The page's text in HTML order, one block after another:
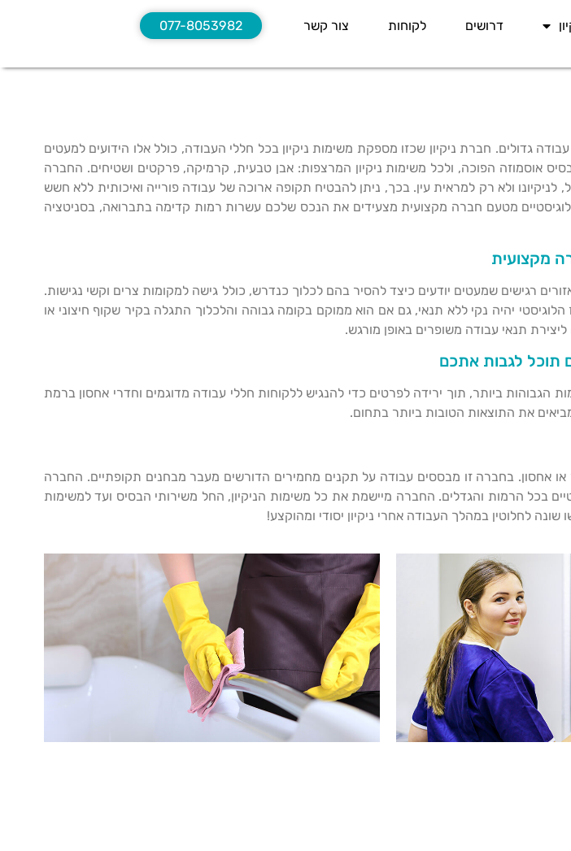
דרושים לקוחות צור קשר 077-8053982
גדולים. חברת ניקיון שכזו מספקת משימות ניקיון בכל חללי העבודה, כולל אלו הידועים למעטים
אוסמוזה הפוכה, ולכל משימות ניקיון המרצפות: אבן טבעית, קרמיקה, פרקטים ושטיחים. החברה
ולא רק למראית עין. בכך, ניתן להבטיח תקופה ארוכה של עבודה פורייה ואיכותית ללא חשש
לוגיסטיים מטעם חברה מקצועית מצעידים את הנכס שלכם עשרות רמות קדימה בתברואה, בסניטציה
מקצועית
רגישים שמעטים יודעים כיצד להסיר בהם לכלוך כנדרש, כולל גישה למקומות צרים וקשי נגישות.
יהיה נקי ללא תנאי, גם אם הוא ממוקם בקומה גבוהה והלכלוך התגלה בקיר שקוף חיצוני או
תנאי עבודה משופרים באופן מורגש.
תוכל לגבות אתכם
הגבוהות ביותר, תוך ירידה לפרטים כדי להנגיש ללקוחות חללי עבודה מדוגמים וחדרי אחסון ברמת
את התוצאות הטובות ביותר בתחום.
או אחסון. בחברה זו מבססים עבודה על תקנים מחמירים הדורשים מעבר מבחנים תקופתיים. החברה
בכל הרמות והגדלים. החברה מיישמת את כל משימות הניקיון, החל משירותי הבסיס ועד למשימות
שונה לחלוטין במהלך העבודה אחרי ניקיון יסודי ומהוקצע!